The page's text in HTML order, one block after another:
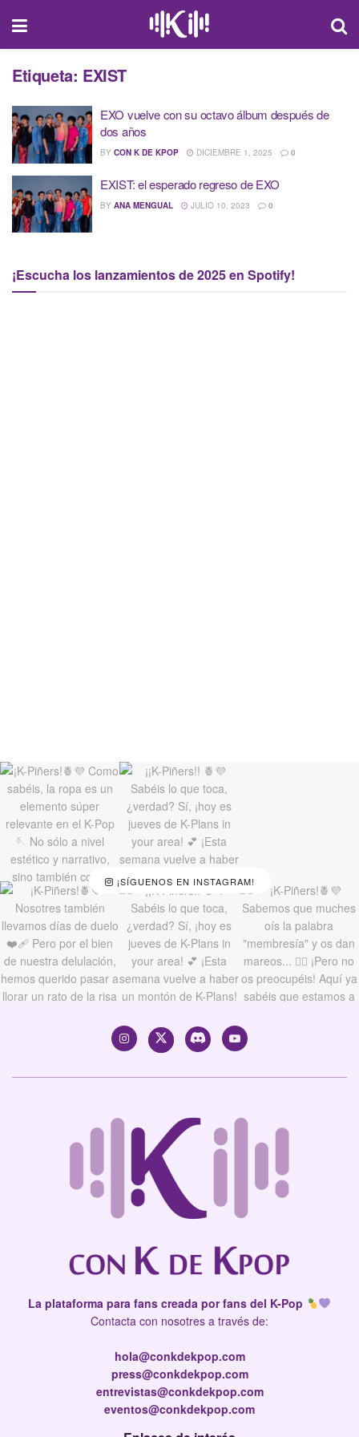
Etiqueta: EXIST
EXO vuelve con su octavo álbum después de
dos años
BY CON K DE KPOP DICIEMBRE 1, 2025 0
EXIST: el esperado regreso de EXO
BY ANA MENGUAL JULIO 10, 2023 0
¡Escucha los lanzamientos de 2025 en Spotify!
¡SÍGUENOS EN INSTAGRAM!
La plataforma para fans creada por fans del K-Pop
Contacta con nosotres a través de:
hola@conkdekpop.com
press@conkdekpop.com
entrevistas@conkdekpop.com
eventos@conkdekpop.com